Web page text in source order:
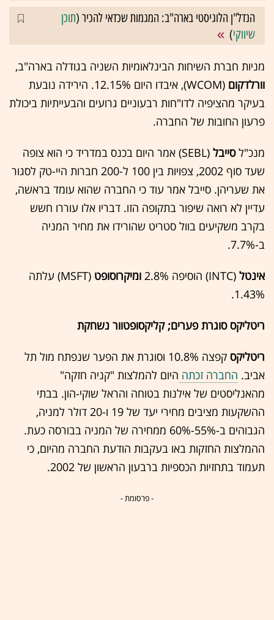
הנדל"ן הלוגיסטי בארה"ב: המגמות שכדאי להכיר (תוכן
שיווקי)
מניות חברת השיחות הבינלאומיות השניה בגודלה בארה"ב,
וורלדקום
(WCOM), איבדו היום 12.15%. הירידה נובעת
בעיקר מהציפיה לדו"חות רבעוניים גרועים והבעייתיות ביכולת
פרעון החובות של החברה.
מנכ"לסייבל
(SEBL) אמר היום בכנס במדריד כי הוא צופה
שעד סוף 2002, צפויות בין 100 ל-200 חברות היי-טק לסגור
את שעריהן. סייבל אמר עוד כי החברה שהוא עומד בראשה,
עדיין לא רואה שיפור בתקופה הזו. דבריו אלו עוררו חשש
בקרב משקיעים בוול סטריט שהורידו את מחיר המניה
ב-7.7%.
אינטל (INTC) הוסיפה 2.8% ומיקרוסופט
(MSFT) עלתה
1.43%.
ריטליקס סוגרת פערים; קליקסופטוור נשחקת
ריטליקס
קפצה 10.8% וסוגרת את הפער שנפתח מול תל
אביב. החברה זכתה היום להמלצות "קניה חזקה"
מהאנליסטים של אילנות בטוחה והראל שוקי-הון. בבתי
ההשקעות מציבים מחירי יעד של 19 ו-20 דולר למניה,
הגבוהים ב-55%-60% ממחירה של המניה בבורסה כעת.
ההמלצות החזקות באו בעקבות הודעת החברה מהיום, כי
תעמוד בתחזיות הכספיות ברבעון הראשון של 2002.
- פרסומת -